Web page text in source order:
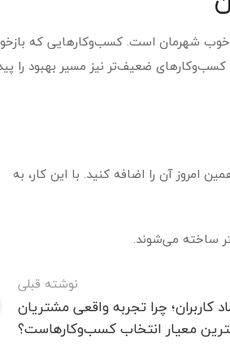
شهرمان است. کسب‌وکارهایی که
ضعیف‌تر نیز مسیر بهبود را
آن را اضافه کنید. با این کار، به
ساخته می‌شوند.
نوشته قبلی
کاربران؛ چرا تجربه واقعی مشتریان
معیار انتخاب کسب‌وکارهاست؟